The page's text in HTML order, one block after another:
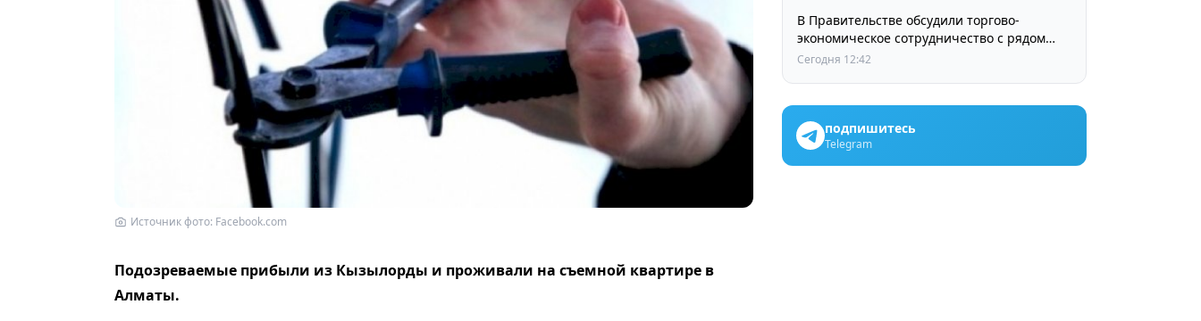
Источник фото: Facebook.com
Подозреваемые прибыли из Кызылорды и проживали на съемной квартире в
Алматы.
В Правительстве обсудили торгово-
экономическое сотрудничество с рядом
стран
Сегодня 12:42
подпишитесь
Telegram